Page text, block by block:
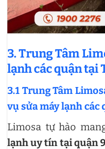
3. Trung Tâm
lạnh các quận tại
3.1 Trung Tâm
vụ sửa máy lạnh các
Limosa tự hào
lạnh uy tín tại quận 9